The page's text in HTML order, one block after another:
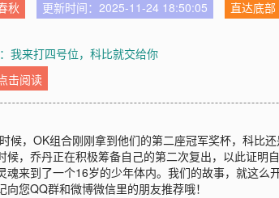
秋 更新时间：2025-11-24 18:50:05
直达底部
我来打四号位，科比就交给你
击阅读
候，OK组合刚刚拿到他们的第二座冠军奖杯，科比
，乔丹正在积极筹备自己的第二次复出，以此证
来到了一个16岁的少年体内。我们的故事，就这么
您QQ群和微博微信里的朋友推荐哦！